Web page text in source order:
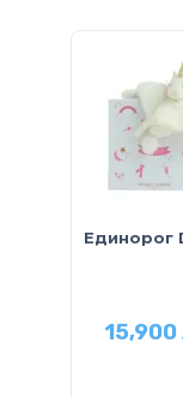
Единорог
15,900